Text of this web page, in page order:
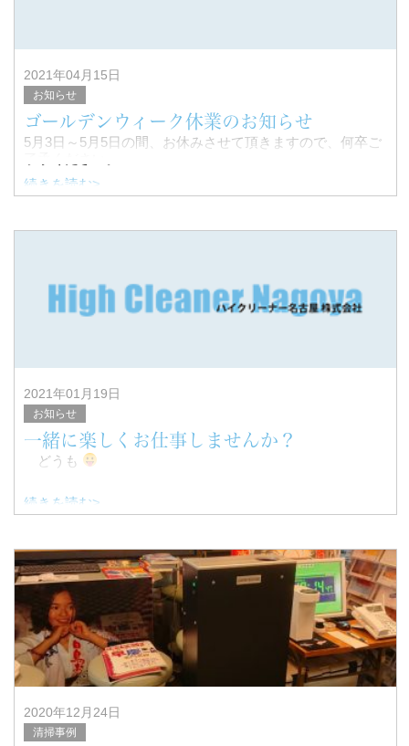
2021年04月15日
お知らせ
ゴールデンウィーク休業のお知らせ
5月3日～5月5日の間、お休みさせて頂きますので、何卒ご
続きを読む>
2021年01月19日
お知らせ
一緒に楽しくお仕事しませんか？
どうも
新型コロナウイルスが発生してから、1年が経ちます。
この1年で様々な変化があった
続きを読む>
2020年12月24日
清掃事例